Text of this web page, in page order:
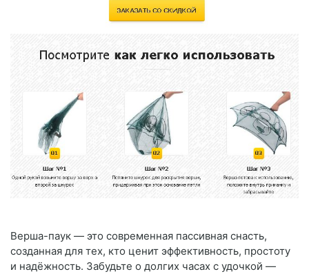
Верша-паук — это современная пассивная снасть,
созданная для тех, кто ценит эффективность, простоту
и надёжность. Забудьте о долгих часах с удочкой —